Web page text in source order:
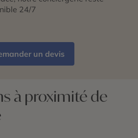
24/7
un devis
à proximité de